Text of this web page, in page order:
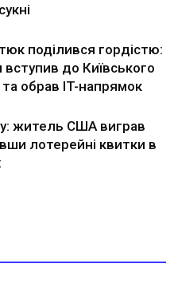
поділився гордістю:
вступив до Київського
та обрав IT-напрямок
житель США виграв
лотерейні квитки в